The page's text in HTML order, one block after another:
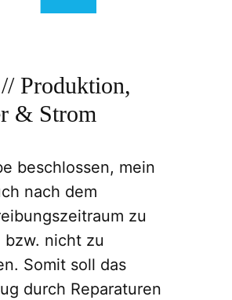
Produktion,
& Strom
beschlossen, mein
nach dem
zu
bzw. nicht zu
Somit soll das
durch Reparaturen